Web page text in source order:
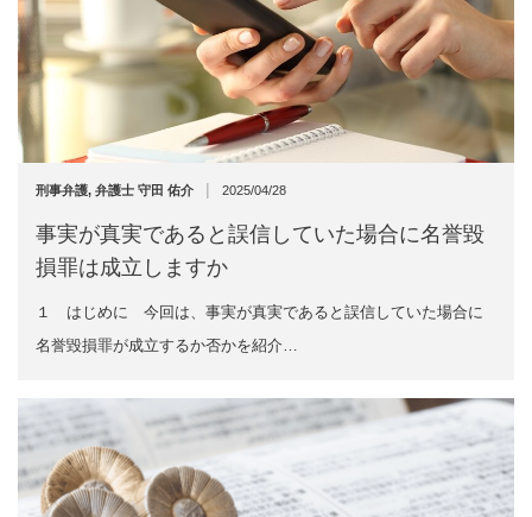
刑事弁護, 弁護士 守田 佑介 | 2025/04/28
事実が真実であると誤信していた場合に名誉毀
損罪は成立しますか
１ はじめに 今回は、事実が真実であると誤信していた場合に
名誉毀損罪が成立するか否かを紹介…